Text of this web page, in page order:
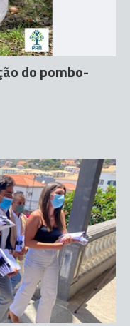
do pombo-